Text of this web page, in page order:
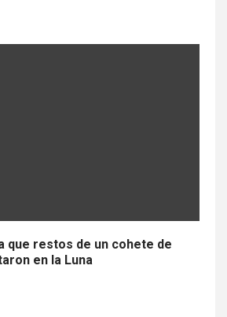
que restos de un cohete de
en la Luna